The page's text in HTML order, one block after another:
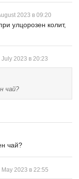
2023 в 09:20
улцорозен колит,
July 2023 в 20:23
чай?
чай?
May 2023 в 22:55